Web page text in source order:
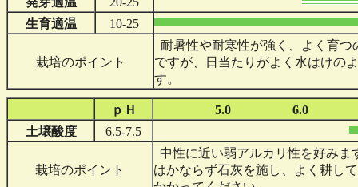
生育適温
10-25
栽培のポイント
耐暑性や耐寒性が強く、よく育つ
ですが、日当たりがよく水はけの
す。
ｐＨ 5.0
6.0
土壌酸度
6.5-7.5
栽培のポイント
中性に近い弱アルカリ性を好みま
はかならず石灰を施し、よく耕し